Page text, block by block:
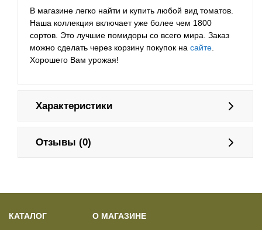
В магазине легко найти и купить любой вид томатов.
Наша коллекция включает уже более чем 1800
сортов. Это лучшие помидоры со всего мира. Заказ
можно сделать через корзину покупок на сайте
Хорошего Вам урожая!
Характеристики
Отзывы (0)
КАТАЛОГ О МАГАЗИНЕ